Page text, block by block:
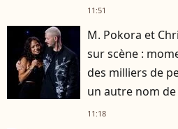
11:51
M. Pokora et
sur scène :
des milliers de
un autre nom
11:18